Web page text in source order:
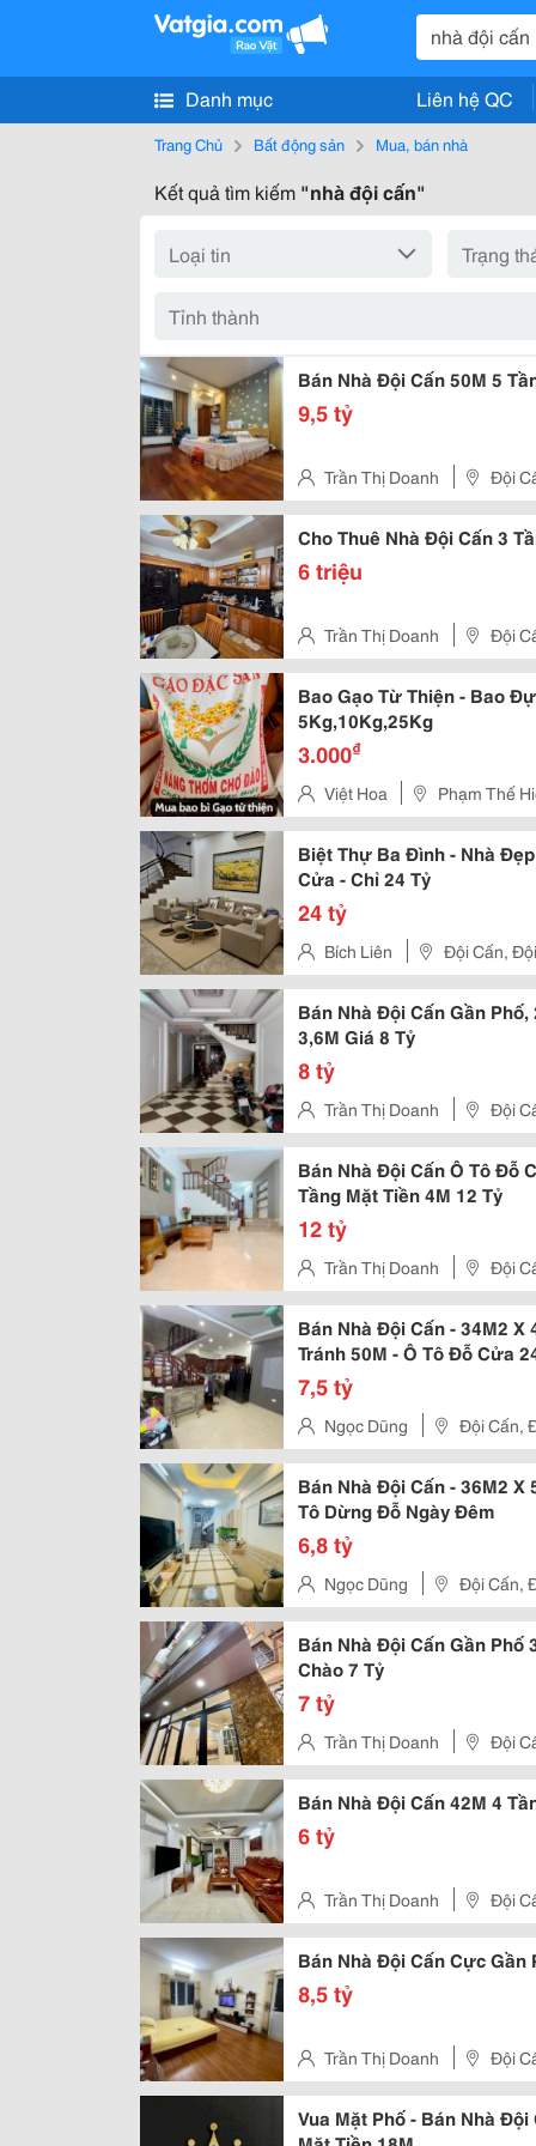
Danh mục Liên hệ QC
Trang Chủ Bất động sản Mua, bán nhà
Kết quả tìm kiếm "nhà đội cấn"
Bán Nhà Đội Cấn 50M 5
9,5 tỷ
Trần Thị Doanh Đội
Cho Thuê Nhà Đội Cấn 3
6 triệu
Trần Thị Doanh Đội
Bao Gạo Từ Thiện - Bao
5Kg,10Kg,25Kg
3.000₫
Việt Hoa Phạm Thế
Biệt Thự Ba Đình - Nhà
Cửa - Chỉ 24 Tỷ
24 tỷ
Bích Liên Đội Cấn,
Bán Nhà Đội Cấn Gần
3,6M Giá 8 Tỷ
8 tỷ
Trần Thị Doanh Đội
Bán Nhà Đội Cấn Ô Tô Đỗ
Tầng Mặt Tiền 4M 12 Tỷ
12 tỷ
Trần Thị Doanh Đội
Bán Nhà Đội Cấn - 34M2 X
Tránh 50M - Ô Tô Đỗ Cửa
7,5 tỷ
Ngọc Dũng Đội Cấn,
Bán Nhà Đội Cấn - 36M2 X
Tô Dừng Đỗ Ngày Đêm
6,8 tỷ
Ngọc Dũng Đội Cấn,
Bán Nhà Đội Cấn Gần Phố
Chào 7 Tỷ
7 tỷ
Trần Thị Doanh Đội
Bán Nhà Đội Cấn 42M 4
6 tỷ
Trần Thị Doanh Đội
Bán Nhà Đội Cấn Cực Gần
8,5 tỷ
Trần Thị Doanh Đội
Vua Mặt Phố - Bán Nhà